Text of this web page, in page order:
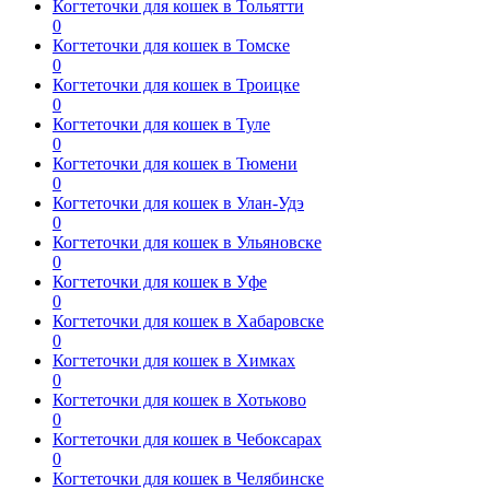
Когтеточки для кошек в Тольятти
0
Когтеточки для кошек в Томске
0
Когтеточки для кошек в Троицке
0
Когтеточки для кошек в Туле
0
Когтеточки для кошек в Тюмени
0
Когтеточки для кошек в Улан-Удэ
0
Когтеточки для кошек в Ульяновске
0
Когтеточки для кошек в Уфе
0
Когтеточки для кошек в Хабаровске
0
Когтеточки для кошек в Химках
0
Когтеточки для кошек в Хотьково
0
Когтеточки для кошек в Чебоксарах
0
Когтеточки для кошек в Челябинске